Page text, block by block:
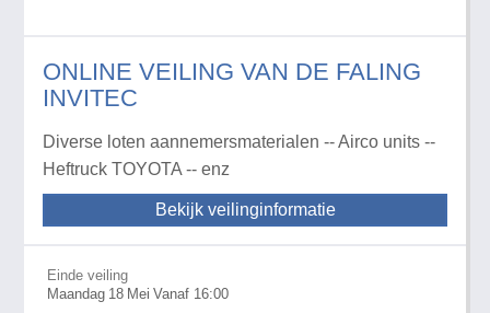
ONLINE VEILING VAN DE FALING
INVITEC
Diverse loten aannemersmaterialen -- Airco units --
Heftruck TOYOTA -- enz
Bekijk veilinginformatie
Einde veiling
Maandag 18 Mei Vanaf 16:00